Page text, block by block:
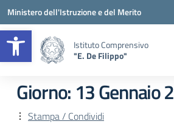
Apri la barra degli
Vai ai contenuti
Vai al menu di navigazione
Vai al footer
Ministero dell'Istruzione e del Merito
Istituto Comprensivo
"E. De Filippo"
Giorno: 13 Gennaio
Stampa / Condividi